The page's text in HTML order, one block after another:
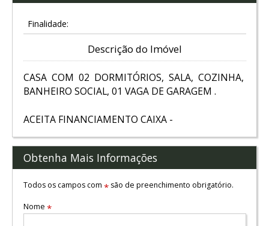
Finalidade:
Descrição do Imóvel
CASA COM 02 DORMITÓRIOS, SALA, COZINHA,
BANHEIRO SOCIAL, 01 VAGA DE GARAGEM .
ACEITA FINANCIAMENTO CAIXA -
Obtenha Mais Informações
Todos os campos com *são de preenchimento obrigatório.
Nome *